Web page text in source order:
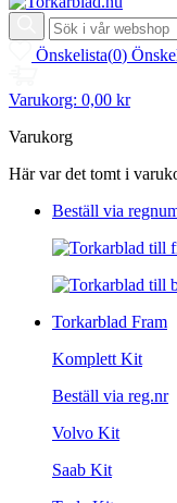
Önskelista(0)
Varukorg: 0,00 kr
Varukorg
Här var det tomt i
Beställ via
Torkarblad Fram
Komplett Kit
Beställ via reg.nr
Volvo Kit
Saab Kit